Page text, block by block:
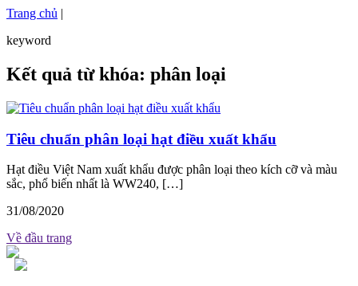
Trang chủ |
keyword
Kết quả từ khóa: phân loại
Tiêu chuẩn phân loại hạt điều xuất khẩu
Hạt điều Việt Nam xuất khẩu được phân loại theo kích cỡ và màu
sắc, phổ biến nhất là WW240, […]
31/08/2020
Về đầu trang